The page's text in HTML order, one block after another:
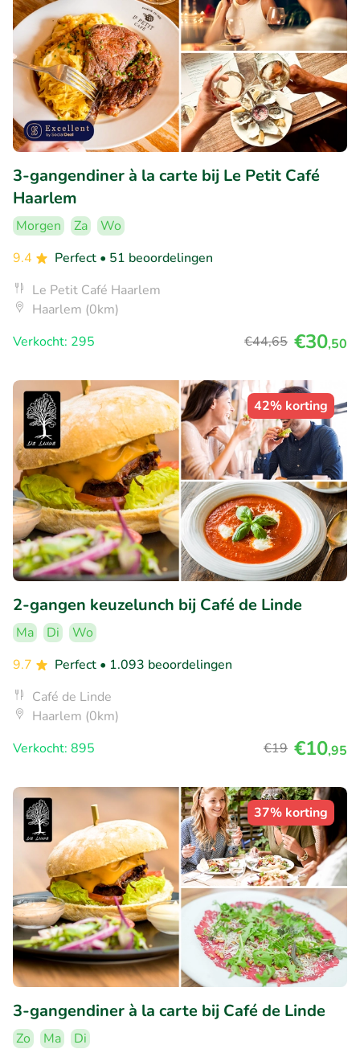
3-gangendiner à la carte bij Le Petit Café
Haarlem
Morgen Za
Wo
9.4
Perfect • 51 beoordelingen
Le Petit Café Haarlem
Haarlem (0km)
Verkocht: 295
€44,65 €30,50
42% korting
2-gangen keuzelunch bij Café de Linde
Ma Di
Wo
9.7
Perfect • 1.093 beoordelingen
Café de Linde
Haarlem (0km)
Verkocht: 895
€19 €10,95
37% korting
3-gangendiner à la carte bij Café de Linde
Zo Ma
Di